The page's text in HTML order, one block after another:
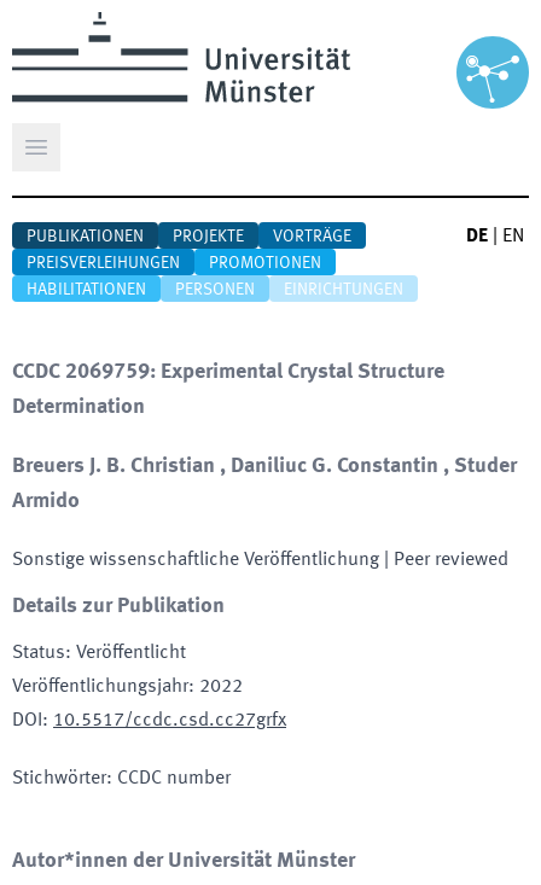
Hauptmenü öffnen
PUBLIKATIONEN PROJEKTE
VORTRÄGE
PREISVERLEIHUNGEN
PROMOTIONEN
HABILITATIONEN
PERSONEN EINRICHTUNGEN
DE EN
CCDC 2069759: Experimental Crystal Structure
Determination
Breuers J. B. Christian , Daniliuc G. Constantin , Studer
Armido
Sonstige wissenschaftliche Veröffentlichung | Peer reviewed
Details zur Publikation
Status: Veröffentlicht
Veröffentlichungsjahr: 2022
DOI : 10.5517/ccdc.csd.cc27grfx
Stichwörter: CCDC number
Autor*innen der Universität Münster